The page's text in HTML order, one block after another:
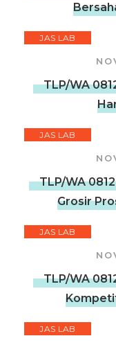
JAS LAB
TLP/WA
JAS LAB
TLP/WA
Grosir
JAS LAB
TLP/WA
JAS LAB